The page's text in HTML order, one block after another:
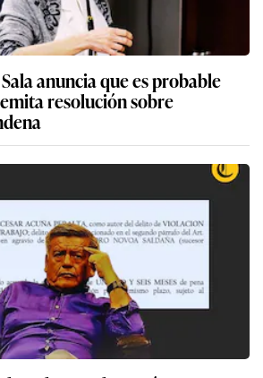
anuncia que es probable
resolución sobre